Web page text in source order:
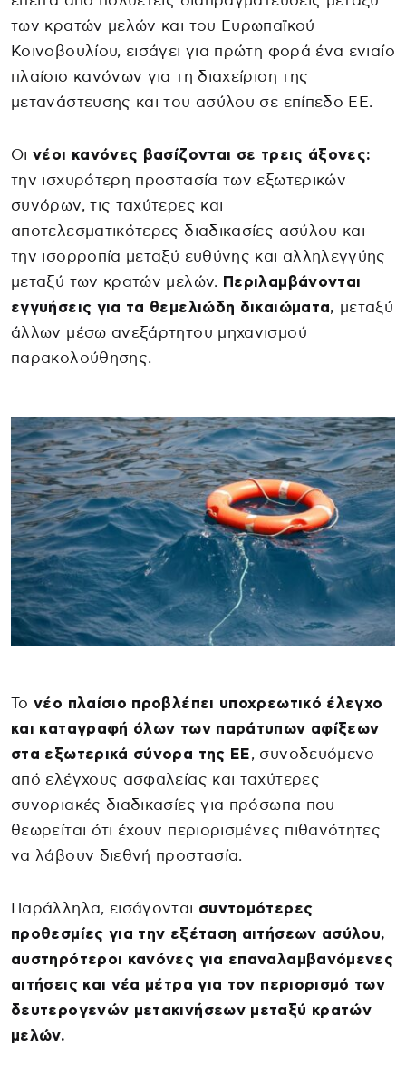
των κρατών μελών και του Ευρωπαϊκού
Κοινοβουλίου, εισάγει για πρώτη φορά ένα ενιαίο
πλαίσιο κανόνων για τη διαχείριση της
μετανάστευσης και του ασύλου σε επίπεδο ΕΕ.
Οι νέοι κανόνες βασίζονται σε τρεις άξονες:
την ισχυρότερη προστασία των εξωτερικών
συνόρων, τις ταχύτερες και
αποτελεσματικότερες διαδικασίες ασύλου και
την ισορροπία μεταξύ ευθύνης και αλληλεγγύης
μεταξύ των κρατών μελών. Περιλαμβάνονται
εγγυήσεις για τα θεμελιώδη δικαιώματα, μεταξύ
άλλων μέσω ανεξάρτητου μηχανισμού
παρακολούθησης.
Τονέο πλαίσιο προβλέπει υποχρεωτικό έλεγχο
και καταγραφή όλων των παράτυπων αφίξεων
στα εξωτερικά σύνορα της ΕΕ, συνοδευόμενο
από ελέγχους ασφαλείας και ταχύτερες
συνοριακές διαδικασίες για πρόσωπα που
θεωρείται ότι έχουν περιορισμένες πιθανότητες
να λάβουν διεθνή προστασία.
Παράλληλα, εισάγονται συντομότερες
προθεσμίες για την εξέταση αιτήσεων ασύλου,
αυστηρότεροι κανόνες για επαναλαμβανόμενες
αιτήσεις και νέα μέτρα για τον περιορισμό των
δευτερογενών μετακινήσεων μεταξύ κρατών
μελών.